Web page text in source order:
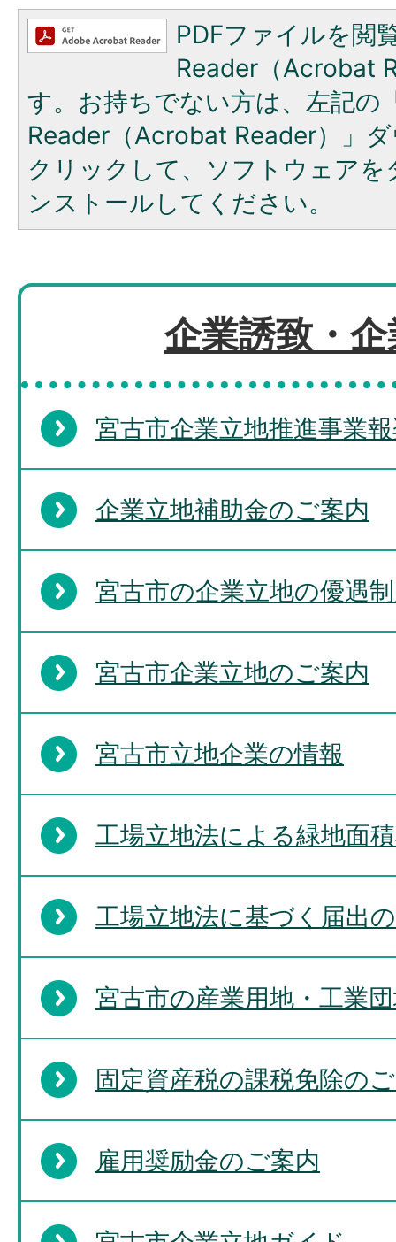
PDFファイルを閲
Reader（Acrobat
す。お持ちでない方は、左記の
Reader（Acrobat Reader）」
クリックして、ソフトウェア
ンストールしてください。
企業誘致・
宮古市企業立地推進事業
企業立地補助金のご案内
宮古市の企業立地の優遇
宮古市企業立地のご案内
宮古市立地企業の情報
工場立地法による緑地面
工場立地法に基づく届出
宮古市の産業用地・工業
固定資産税の課税免除の
雇用奨励金のご案内